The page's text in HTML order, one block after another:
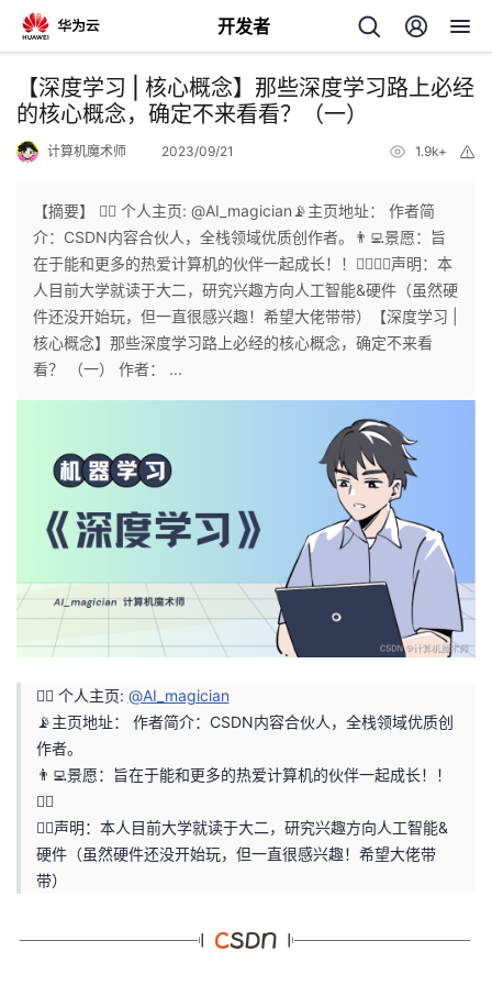
开发者
返
回
个
人
主
我
的
我
的
博
客
我
的
论
坛
我
的
圈
子
我
的
直
我
的
我
【深度学习 | 核心概念】那些深度学习路上必经
的核心概念，确定不来看看？（一）
计算机魔术师 2023/09/21 1.9k+
【摘要】 🤵‍♂️ 个人主页: @AI_magician📡主页地址： 作者简
介：CSDN内容合伙人，全栈领域优质创作者。👨‍💻景愿：旨
在于能和更多的热爱计算机的伙伴一起成长！！🐱‍🏍🙋‍♂️声明：本
人目前大学就读于大二，研究兴趣方向人工智能&硬件（虽然硬
件还没开始玩，但一直很感兴趣！希望大佬带带）【深度学习 |
核心概念】那些深度学习路上必经的核心概念，确定不来看
看？ （一） 作者： ...
🤵‍♂️ 个人主页: @AI_magician
📡主页地址： 作者简介：CSDN内容合伙人，全栈领域优质创
作者。
👨‍💻景愿：旨在于能和更多的热爱计算机的伙伴一起成长！！
🐱‍🏍
🙋‍♂️声明：本人目前大学就读于大二，研究兴趣方向人工智能&
硬件（虽然硬件还没开始玩，但一直很感兴趣！希望大佬带
带）